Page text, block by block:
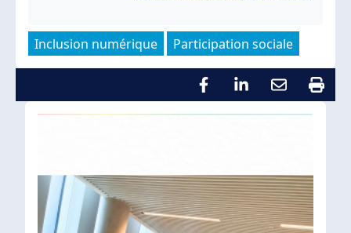
Inclusion numérique Participation sociale